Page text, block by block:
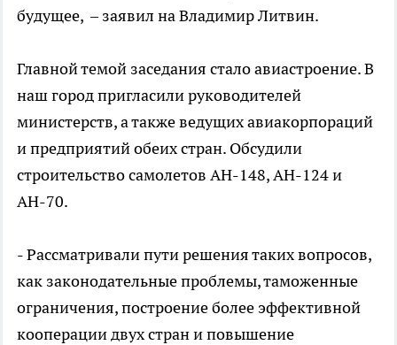
будущее, – заявил на Владимир Литвин.
Главной темой заседания стало авиастроение. В
наш город пригласили руководителей
министерств, а также ведущих авиакорпораций
и предприятий обеих стран. Обсудили
строительство самолетов АН-148, АН-124 и
АН-70.
- Рассматривали пути решения таких вопросов,
как законодательные проблемы, таможенные
ограничения, построение более эффективной
кооперации двух стран и повышение